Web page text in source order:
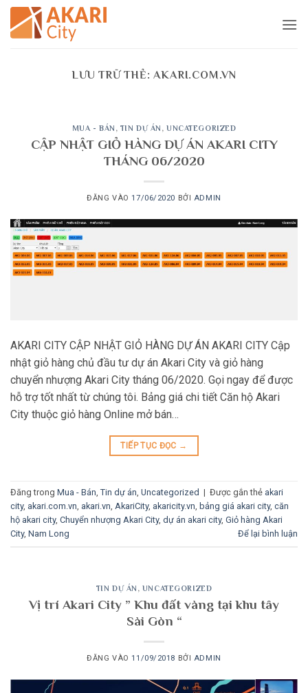
Bỏ
qua
nội
LƯU TRỮ THẺ:AKARI.COM.VN
MUA - BÁN , TIN DỰ ÁN ,UNCATEGORIZED
CẬP NHẬT GIỎ HÀNG DỰ ÁN AKARI CITY
THÁNG 06/2020
ĐĂNG VÀO17/06/2020 BỞI ADMIN
AKARI CITY CẬP NHẬT GIỎ HÀNG DỰ ÁN AKARI CITY Cập
nhật giỏ hàng chủ đầu tư dự án Akari City và giỏ hàng
chuyển nhượng Akari City tháng 06/2020. Gọi ngay để được
hỗ trợ tốt nhất từ chúng tôi. Bảng giá chi tiết Căn hộ Akari
City thuộc giỏ hàng Online mở bán…
TIẾP TỤC ĐỌC →
Đăng trong Mua - Bán, Tin dự án, Uncategorized | Được gắn thẻ akari
city, akari.com.vn, akari.vn, AkariCity, akaricity.vn, bảng giá akari city, căn
hộ akari city, Chuyển nhượng Akari City, dự án akari city, Giỏ hàng Akari
City, Nam Long Để lại bình luận
TIN DỰ ÁN , UNCATEGORIZED
Vị trí Akari City ” Khu đất vàng tại khu tây
Sài Gòn “
ĐĂNG VÀO11/09/2018 BỞI ADMIN